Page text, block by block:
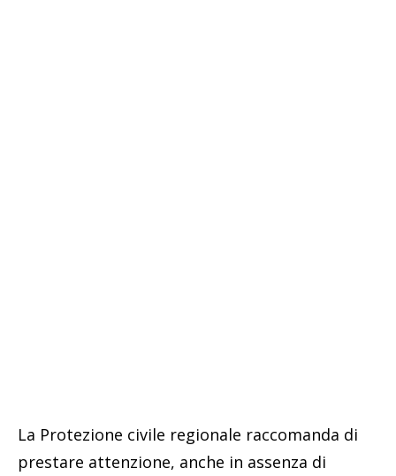
La Protezione civile regionale raccomanda di
prestare attenzione, anche in assenza di